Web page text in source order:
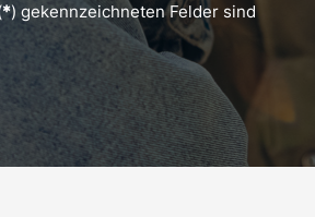
*) gekennzeichneten Felder sind